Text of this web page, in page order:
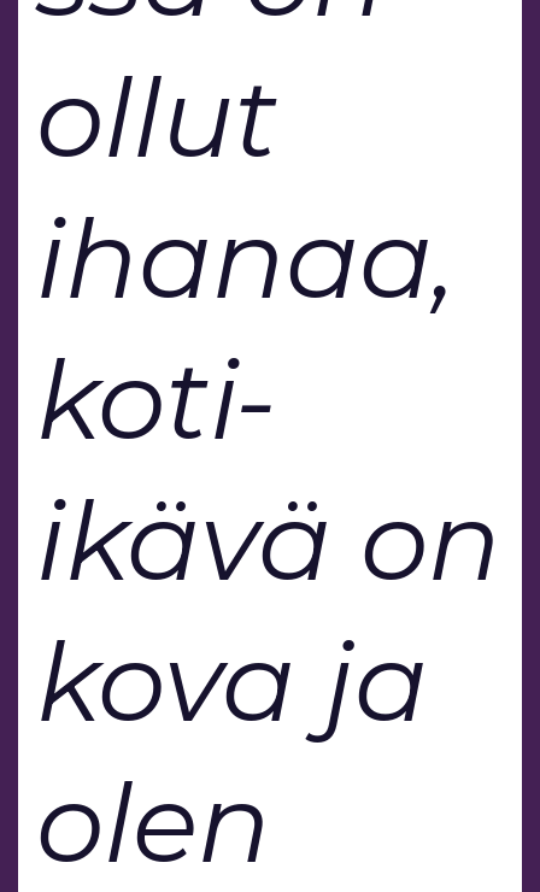
ollut
ihanaa,
koti-
ikävä on
kova ja
olen